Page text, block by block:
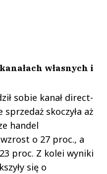
własnych i
sobie kanał direct-
sprzedaż skoczyła aż
handel
o 27 proc., a
proc. Z kolei wyniki
się o